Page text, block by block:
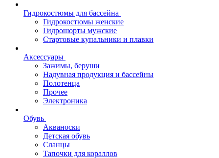
Гидрокостюмы для бассейна
Гидрокостюмы женские
Гидрошорты мужские
Стартовые купальники и плавки
Аксессуары
Зажимы, беруши
Надувная продукция и бассейны
Полотенца
Прочее
Электроника
Обувь
Акваноски
Детская обувь
Сланцы
Тапочки для кораллов